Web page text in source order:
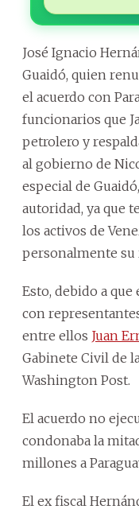
José Ignacio
Guaidó, quien
el acuerdo con
funcionarios que
petrolero y
al gobierno de
especial de
autoridad, ya que
los activos de
personalmente su
Esto, debido a
con
entre ellos Juan
Gabinete Civil de
Washington Post.
El acuerdo no
condonaba la
millones a
El ex fiscal